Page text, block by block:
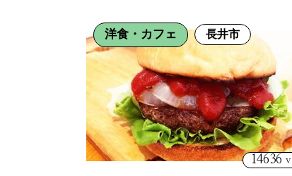
洋食・カフェ 長井市
14636